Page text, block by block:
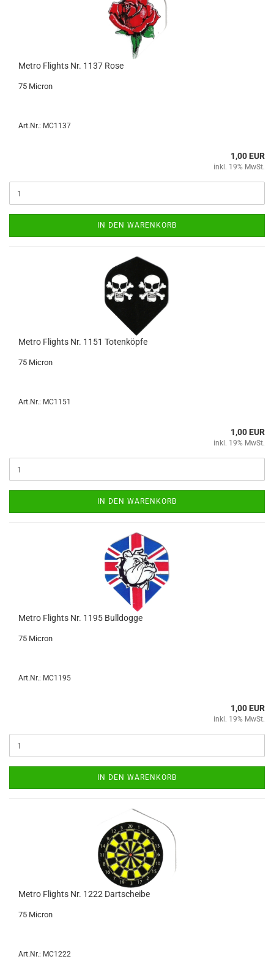
Metro Flights Nr. 1137 Rose
75 Mi­cron
Art.Nr.: MC1137
1,00 EUR
inkl. 19% MwSt.
IN DEN WARENKORB
Metro Flights Nr. 1151 To­ten­köp­fe
75 Mi­cron
Art.Nr.: MC1151
1,00 EUR
inkl. 19% MwSt.
IN DEN WARENKORB
Metro Flights Nr. 1195 Bull­dog­ge
75 Mi­cron
Art.Nr.: MC1195
1,00 EUR
inkl. 19% MwSt.
IN DEN WARENKORB
Metro Flights Nr. 1222 Dart­schei­be
75 Mi­cron
Art.Nr.: MC1222